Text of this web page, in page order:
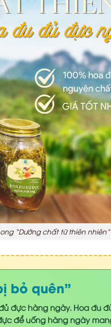
“Dưỡng chất từ thiên nhiên”
bỏ quên”
đực hàng ngày. Hoa đu
để uống hàng ngày